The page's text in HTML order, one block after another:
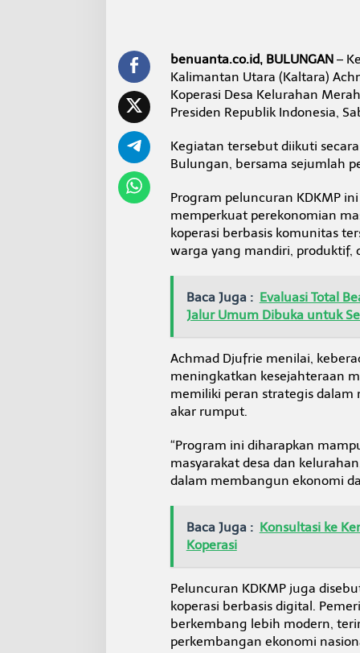
o
p
e
a
i
D
s
K
e
l
a
a
n
M
e
r
a
u
t
i
h
benuanta.co.id, BULUNGAN–
Kalimantan Utara (Kaltara)
Koperasi Desa Kelurahan
Presiden Republik Indonesia,
Kegiatan tersebut diikuti
Bulungan, bersama sejumlah
Program peluncuran KDKMP
memperkuat perekonomian
koperasi berbasis komunitas
warga yang mandiri, produktif,
Baca Juga : Evaluasi Total
Jalur Umum Dibuka untuk
Achmad Djufrie menilai,
meningkatkan kesejahteraan
memiliki peran strategis
akar rumput.
“Program ini diharapkan
masyarakat desa dan
dalam membangun ekonomi
Baca Juga : Konsultasi ke
Koperasi
Peluncuran KDKMP juga
koperasi berbasis digital.
berkembang lebih modern,
perkembangan ekonomi